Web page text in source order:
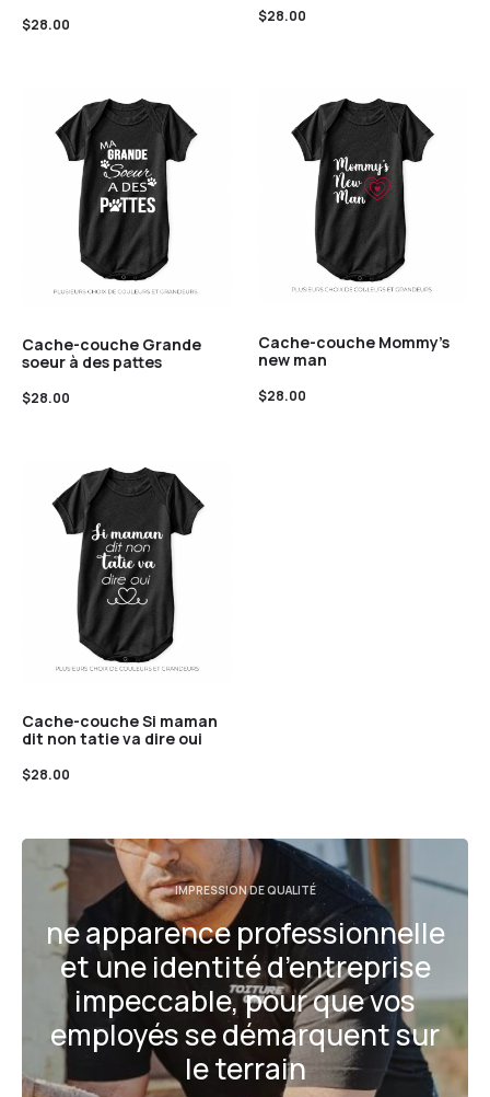
$28.00 $28.00
Cache-couche Grande
soeur à des pattes
$28.00
Cache-couche Mommy’s
new man
$28.00
Cache-couche Si maman
dit non tatie va dire oui
$28.00
IMPRESSION DE QUALITÉ
ne apparence professionnelle
et une identité d’entreprise
impeccable, pour que vos
employés se démarquent sur
le terrain